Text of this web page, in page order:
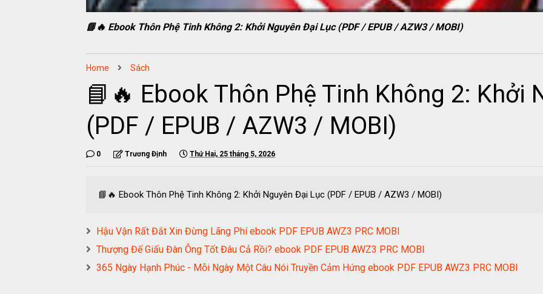
📘🔥 Ebook Thôn Phệ Tinh Không 2: Khởi Nguyên Đại Lục (PDF / EPUB / AZW3 / MOBI)
Home Sách
📘🔥 Ebook Thôn Phệ Tinh Không 2: Khởi
(PDF / EPUB / AZW3 / MOBI)
0 Trương Định Thứ Hai, 25 tháng 5, 2026
📘🔥 Ebook Thôn Phệ Tinh Không 2: Khởi Nguyên Đại Lục (PDF / EPUB / AZW3 / MOBI)
Hậu Vận Rất Đắt Xin Đừng Lãng Phí ebook PDF EPUB AWZ3 PRC MOBI
Thượng Đế Giấu Đàn Ông Tốt Đâu Cả Rồi? ebook PDF EPUB AWZ3 PRC MOBI
365 Ngày Hạnh Phúc - Mỗi Ngày Một Câu Nói Truyền Cảm Hứng ebook PDF EPUB AWZ3 PRC MOBI